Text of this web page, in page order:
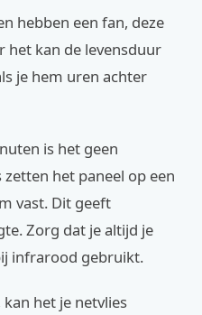
hebben een fan, deze
het kan de levensduur
je hem uren achter
is het geen
het paneel op een
vast. Dit geeft
Zorg dat je altijd je
infrarood gebruikt.
het je netvlies